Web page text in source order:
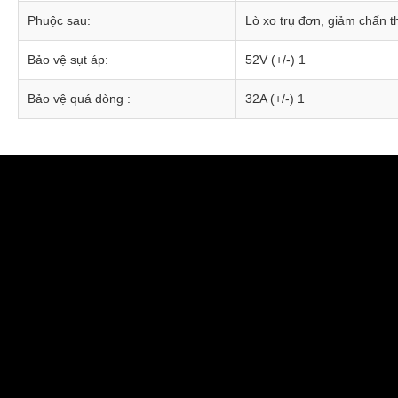
Phuộc sau: Lò xo trụ đơn, giảm chấn
Bảo vệ sụt áp: 52V (+/-) 1
Bảo vệ quá dòng : 32A (+/-) 1